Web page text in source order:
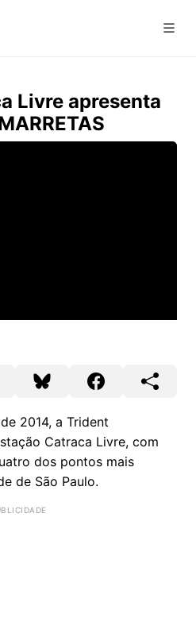
Livre apresenta
2014, a Trident
Catraca Livre, com
dos pontos mais
de São Paulo.